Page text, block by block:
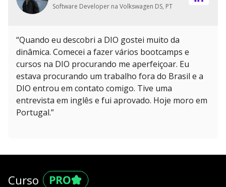
Software Developer na Volkswagen DS, PT
“Quando eu descobri a DIO gostei muito da
dinâmica. Comecei a fazer vários bootcamps e
cursos na DIO procurando me aperfeiçoar. Eu
estava procurando um trabalho fora do Brasil e a
DIO entrou em contato comigo. Tive uma
entrevista em inglês e fui aprovado. Hoje moro em
Portugal.”
Curso